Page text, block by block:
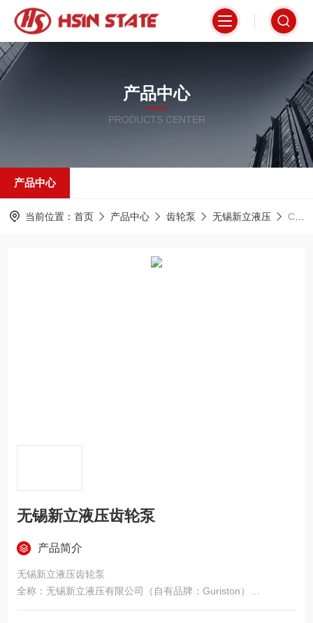
产品中心
PRODUCTS CENTER
产品中心
当前位置： 首页 产品中心 齿轮泵 无锡新立液压 CBF-F410-ALP无锡新立液压齿轮泵
无锡新立液压齿轮泵
产品简介
无锡新立液压齿轮泵
全称：无锡新立液压有限公司（自有品牌：Guriston）
地点：江苏无锡（液压产业带）